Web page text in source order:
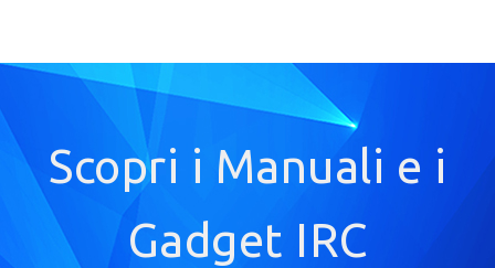
Scopri i Manuali e i
Gadget IRC